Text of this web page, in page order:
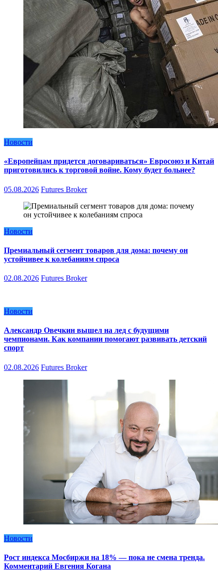
Новости
«Европейцам придется договариваться» Евросоюз и Китай
приготовились к торговой войне. Кому будет больнее?
05.08.2026 Futures Broker
Новости
Премиальный сегмент товаров для дома: почему он
устойчивее к колебаниям спроса
02.08.2026 Futures Broker
Новости
Александр Овечкин вышел на лед с будущими
чемпионами. Как компании помогают развивать детский
спорт
02.08.2026 Futures Broker
Новости
Рост индекса Мосбиржи на 18% — пока не смена тренда.
Комментарий Евгения Когана